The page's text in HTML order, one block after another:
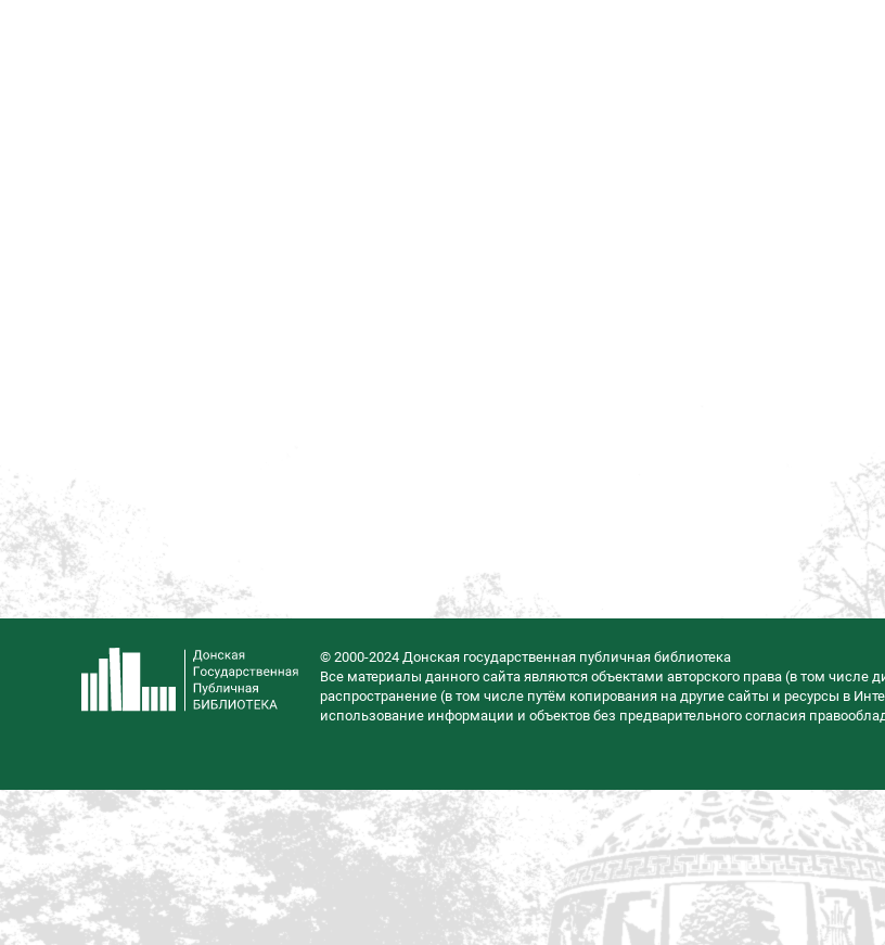
© 2000-2024 Донская государственная публичная библиотека
Все материалы данного сайта являются объектами авторского права (в том числе
распространение (в том числе путём копирования на другие сайты и ресурсы в
использование информации и объектов без предварительного согласия